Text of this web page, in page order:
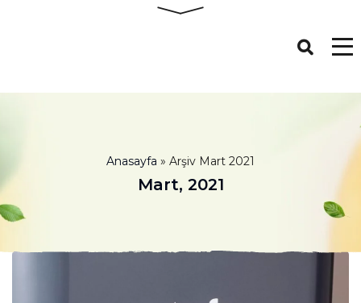
Anasayfa » Arşiv Mart 2021
Mart, 2021